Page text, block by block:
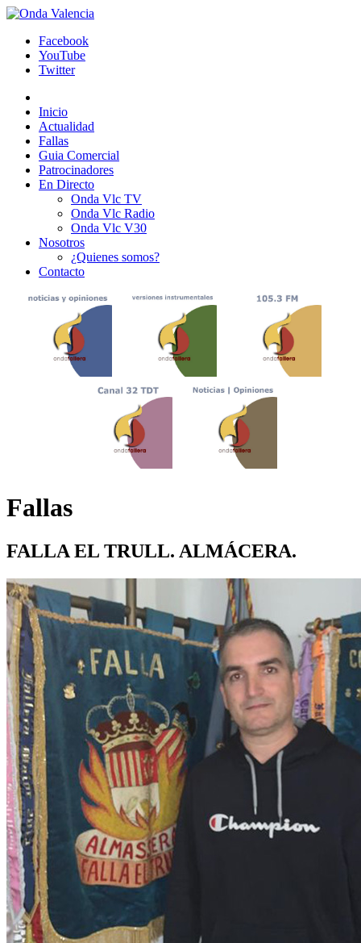
Facebook
YouTube
Twitter
Inicio
Actualidad
Fallas
Guia Comercial
Patrocinadores
En Directo
Onda Vlc TV
Onda Vlc Radio
Onda Vlc V30
Nosotros
¿Quienes somos?
Contacto
Fallas
FALLA EL TRULL. ALMÁCERA.